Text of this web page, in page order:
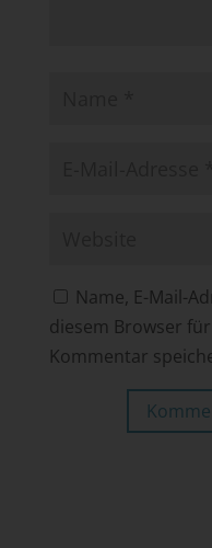
Name, E-Mail-
diesem Browser
Kommentar